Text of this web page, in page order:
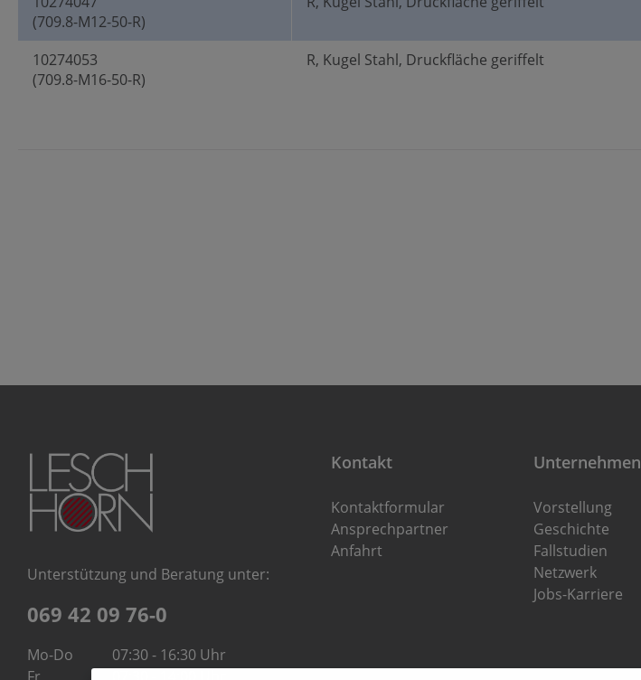
(709.8-M12-50-R)
10274053
(709.8-M16-50-R)
R, Kugel Stahl, Druckfläche geriffelt
Unterstützung und Beratung unter:
069 42 09 76-0
Mo-Do
07:30 - 16:30 Uhr
Kontakt
Kontaktformular
Ansprechpartner
Anfahrt
Unternehmen
Vorstellung
Geschichte
Fallstudien
Netzwerk
Jobs-Karriere